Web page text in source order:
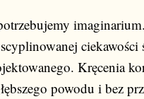
ciekawości
Kręcenia
powodu i bez